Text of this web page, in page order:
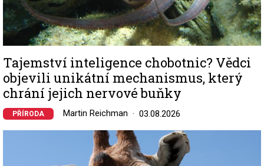
Tajemství inteligence chobotnic? Vědci
objevili unikátní mechanismus, který
chrání jejich nervové buňky
PŘÍRODA Martin Reichman 03.08.2026